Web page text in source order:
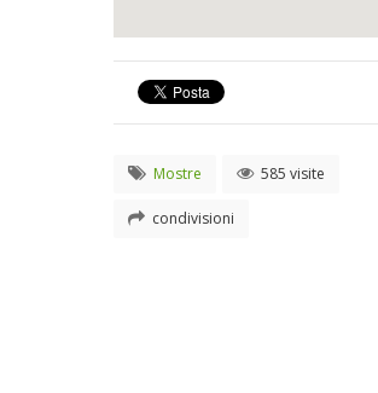
Mostre 585 visite
condivisioni